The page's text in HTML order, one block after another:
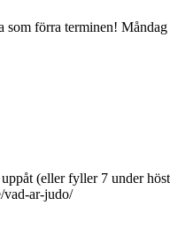
som förra terminen!
(eller fyller 7 under
vad-ar-judo/